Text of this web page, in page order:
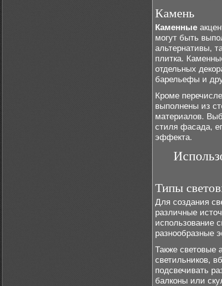
Камень
Каменные
могут быть
альтернативы,
плитка.
отдельных
барельефы и
Кроме
выполнены из
материалов.
стиля фасада,
эффекта.
Типы
Для создания
различные
использование
разнообразные
Также световые
светильников,
подсвечивать
балконы или